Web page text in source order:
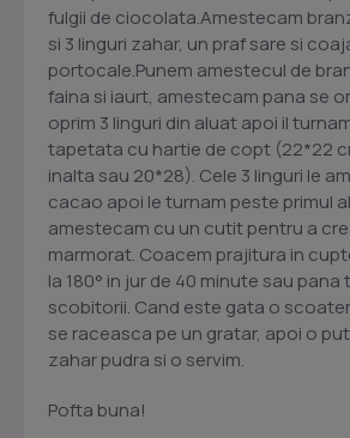
fulgii de ciocolata.Amestecam
si 3 linguri zahar, un praf sare si
portocale.Punem amestecul de
faina si iaurt, amestecam pana se
oprim 3 linguri din aluat apoi il
tapetata cu hartie de copt (22*22
inalta sau 20*28). Cele 3 linguri le
cacao apoi le turnam peste primul
amestecam cu un cutit pentru a
marmorat. Coacem prajitura in
la 180° in jur de 40 minute sau
scobitorii. Cand este gata o
se raceasca pe un gratar, apoi o
zahar pudra si o servim.
Pofta buna!